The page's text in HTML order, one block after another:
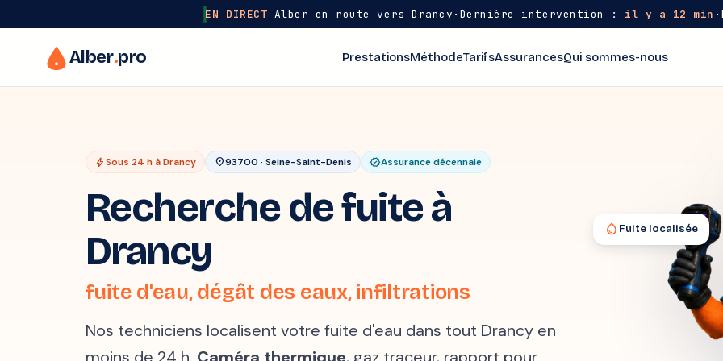
EN DIRECT Alber en route vers Drancy · Dernière intervention : il y a 12 min ·
Alber.pro PrestationsMéthodeTarifsAssurancesQui sommes-nous
boltSous 24 h à Drancy location_on93700 · Seine-Saint-Denis verifiedAssurance décennale
Recherche de fuite à
Drancy
fuite d'eau, dégât des eaux, infiltrations
Nos techniciens localisent votre fuite d'eau dans tout Drancy en
water_drop Fuite localisée